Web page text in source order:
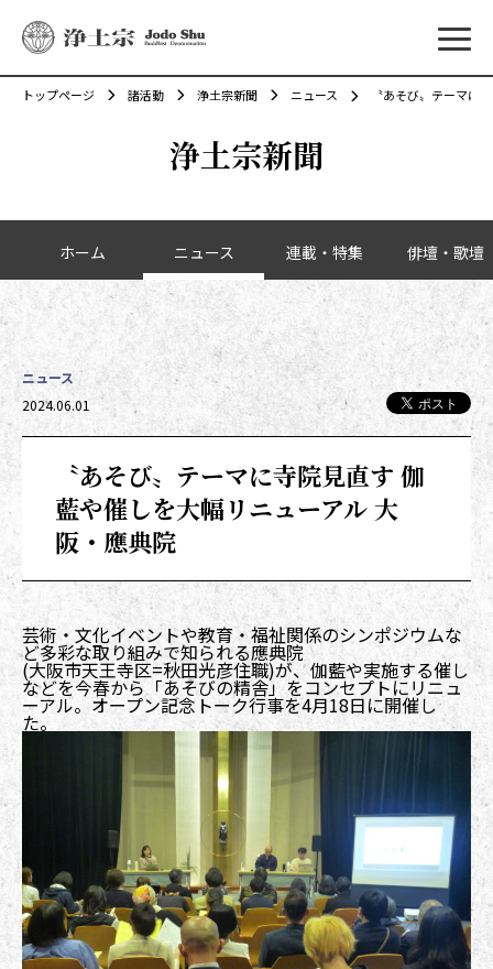
メ
浄土宗新聞
トップページ 諸活動 浄土宗新聞 ニュース 〝あそび〟テーマに
カテゴリーナビゲーション
ホーム ニュース 連載・特集 俳壇・歌壇
〝あそび〟テーマに寺院見直す 伽
藍や催しを大幅リニューアル 大
阪・應典院
ニュース
投稿日時
2024.06.01
芸術・文化イベントや教育・福祉関係のシンポジウムな
ど多彩な取り組みで知られる應典院
(大阪市天王寺区=秋田光彦住職)が、伽藍や実施する催し
などを今春から「あそびの精舎」をコンセプトにリニュ
ーアル。オープン記念トーク行事を4月18日に開催し
た。